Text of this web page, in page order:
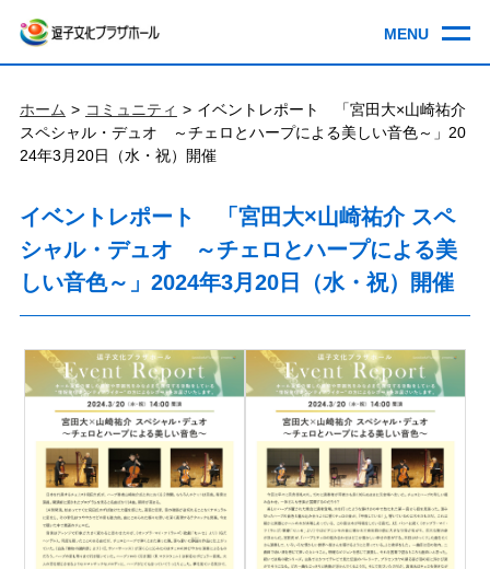
ホーム コミュニティ
イベントレポート 「宮田大×山崎祐介
スペシャル・デュオ ～チェロとハープによる美しい音色～」20
24年3月20日（水・祝）開催
イベントレポート 「宮田大×山崎祐介 スペ
シャル・デュオ ～チェロとハープによる美
しい音色～」2024年3月20日（水・祝）開催